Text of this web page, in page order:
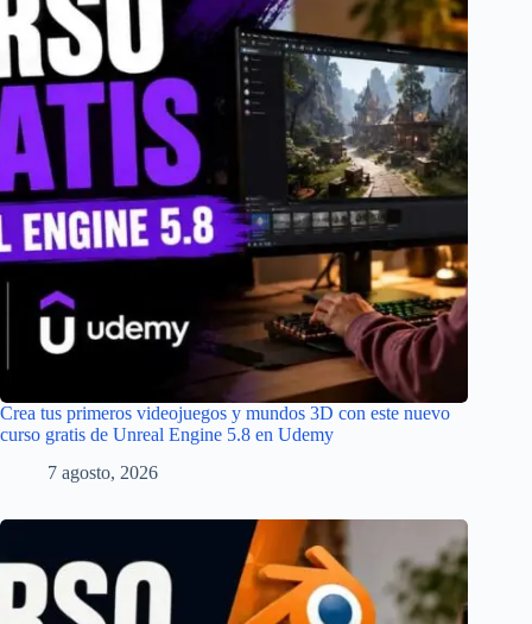
Crea tus primeros videojuegos y mundos 3D con este nuevo
curso gratis de Unreal Engine 5.8 en Udemy
7 agosto, 2026